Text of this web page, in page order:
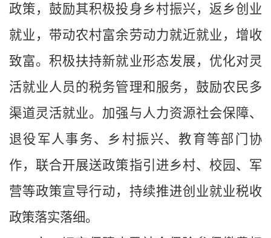
政策，鼓励其积极投身乡村振兴，返乡创业
就业，带动农村富余劳动力就近就业，增收
致富。积极扶持新就业形态发展，优化对灵
活就业人员的税务管理和服务，鼓励农民多
渠道灵活就业。加强与人力资源社会保障、
退役军人事务、乡村振兴、教育等部门协
作，联合开展送政策指引进乡村、校园、军
营等政策宣导行动，持续推进创业就业税收
政策落实落细。